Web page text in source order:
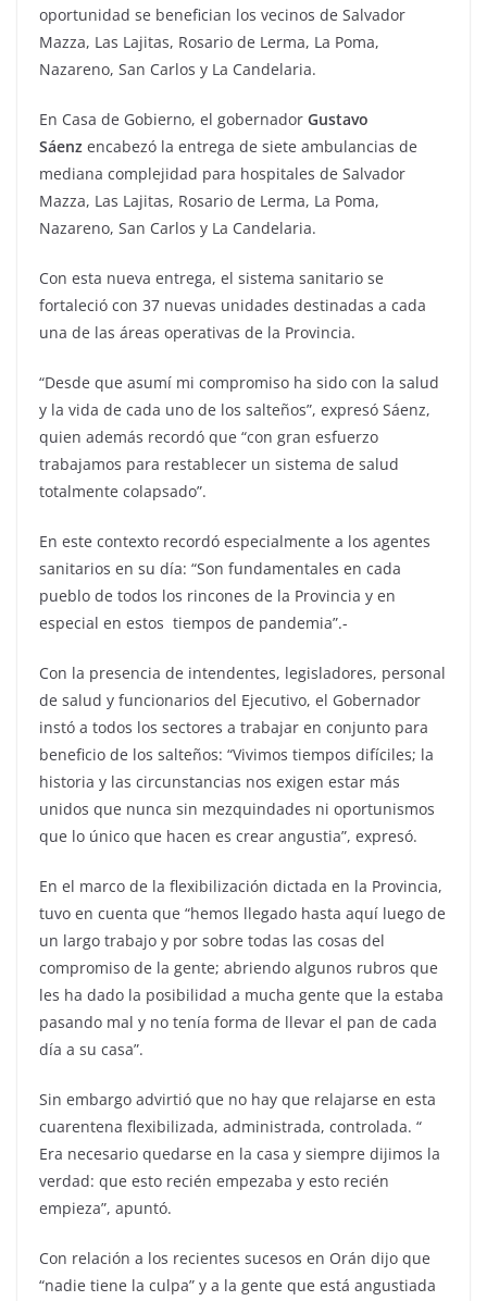
oportunidad se benefician los vecinos de Salvador
Mazza, Las Lajitas, Rosario de Lerma, La Poma,
Nazareno, San Carlos y La Candelaria.
En Casa de Gobierno, el gobernador Gustavo
Sáenz encabezó la entrega de siete ambulancias de
mediana complejidad para hospitales de Salvador
Mazza, Las Lajitas, Rosario de Lerma, La Poma,
Nazareno, San Carlos y La Candelaria.
Con esta nueva entrega, el sistema sanitario se
fortaleció con 37 nuevas unidades destinadas a cada
una de las áreas operativas de la Provincia.
“Desde que asumí mi compromiso ha sido con la salud
y la vida de cada uno de los salteños”, expresó Sáenz,
quien además recordó que “con gran esfuerzo
trabajamos para restablecer un sistema de salud
totalmente colapsado”.
En este contexto recordó especialmente a los agentes
sanitarios en su día: “Son fundamentales en cada
pueblo de todos los rincones de la Provincia y en
especial en estos tiempos de pandemia”.-
Con la presencia de intendentes, legisladores, personal
de salud y funcionarios del Ejecutivo, el Gobernador
instó a todos los sectores a trabajar en conjunto para
beneficio de los salteños: “Vivimos tiempos difíciles; la
historia y las circunstancias nos exigen estar más
unidos que nunca sin mezquindades ni oportunismos
que lo único que hacen es crear angustia”, expresó.
En el marco de la flexibilización dictada en la Provincia,
tuvo en cuenta que “hemos llegado hasta aquí luego de
un largo trabajo y por sobre todas las cosas del
compromiso de la gente; abriendo algunos rubros que
les ha dado la posibilidad a mucha gente que la estaba
pasando mal y no tenía forma de llevar el pan de cada
día a su casa”.
Sin embargo advirtió que no hay que relajarse en esta
cuarentena flexibilizada, administrada, controlada. “
Era necesario quedarse en la casa y siempre dijimos la
verdad: que esto recién empezaba y esto recién
empieza”, apuntó.
Con relación a los recientes sucesos en Orán dijo que
“nadie tiene la culpa” y a la gente que está angustiada